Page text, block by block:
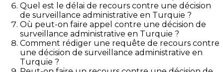
Quel est le délai de recours contre une décision
de surveillance administrative en Turquie ?
Où peut-on faire appel contre une décision de
surveillance administrative en Turquie ?
Comment rédiger une requête de recours contre
une décision de surveillance administrative en
Turquie ?